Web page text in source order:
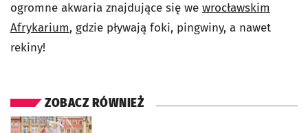
ogromne akwaria znajdujące się we wrocławskim
Afrykarium, gdzie pływają foki, pingwiny, a nawet
rekiny!
ZOBACZ RÓWNIEŻ
otworzy się w nowej karcie